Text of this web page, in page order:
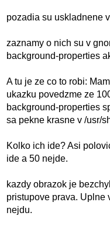
pozadia su uskladnene
zaznamy o nich su v
background-properties
A tu je ze co to robi:
ukazku povedzme ze
background-properties
sa pekne krasne v /usr/
Kolko ich ide? Asi
ide a 50 nejde.
kazdy obrazok je
pristupove prava. Uplne
nejdu.